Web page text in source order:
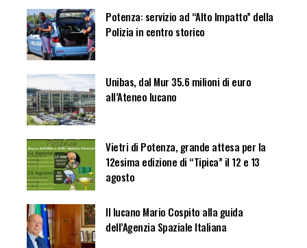
Potenza: servizio ad “Alto Impatto” della
Polizia in centro storico
Unibas, dal Mur 35.6 milioni di euro
all’Ateneo lucano
Vietri di Potenza, grande attesa per la
12esima edizione di “Tipica” il 12 e 13
agosto
Il lucano Mario Cospito alla guida
dell’Agenzia Spaziale Italiana